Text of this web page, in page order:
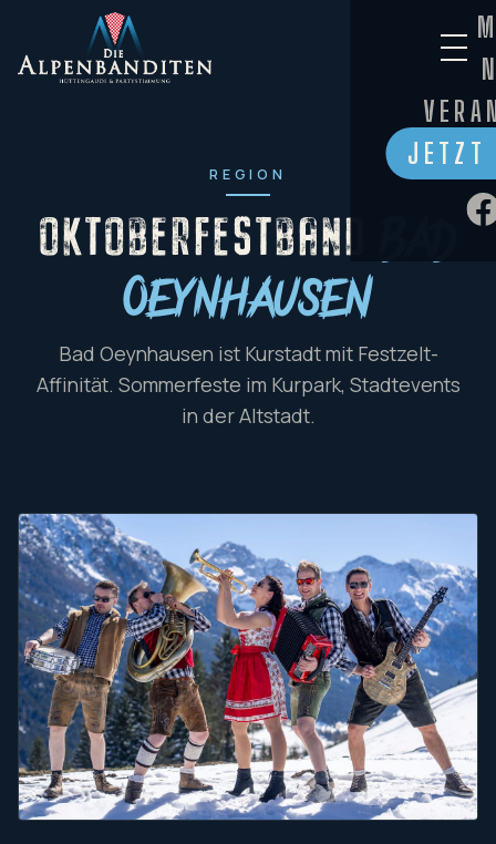
JETZT
REGION
OKTOBERFESTBAND
Oeynhausen
Bad Oeynhausen ist Kurstadt mit Festzelt-
Affinität. Sommerfeste im Kurpark, Stadtevents
in der Altstadt.